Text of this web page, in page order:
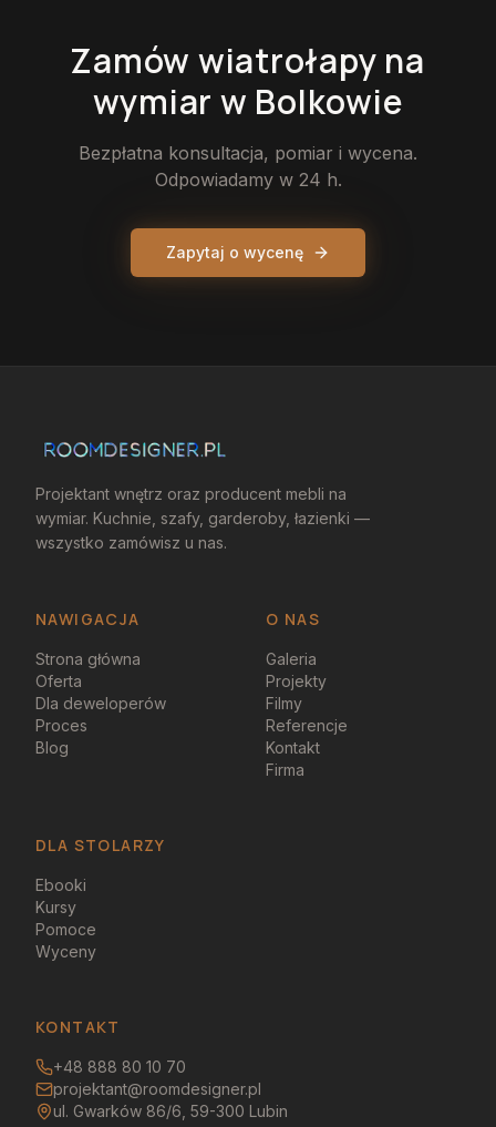
Zamów wiatrołapy na
wymiar w Bolkowie
Bezpłatna konsultacja, pomiar i wycena.
Odpowiadamy w 24 h.
Zapytaj o wycenę
Projektant wnętrz oraz producent mebli na
wymiar. Kuchnie, szafy, garderoby, łazienki —
wszystko zamówisz u nas.
NAWIGACJA O NAS
Strona główna
Oferta
Dla deweloperów
Proces
Blog
Galeria
Projekty
Filmy
Referencje
Kontakt
Firma
DLA STOLARZY
Ebooki
Kursy
Pomoce
Wyceny
KONTAKT
+48 888 80 10 70
projektant@roomdesigner.pl
ul. Gwarków 86/6, 59-300 Lubin